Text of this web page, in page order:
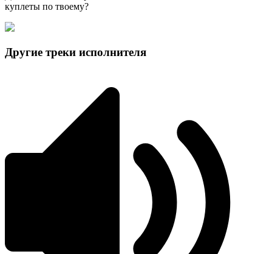
куплеты по твоему?
Другие треки исполнителя